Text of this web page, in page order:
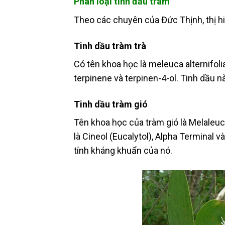
Theo các chuyên của Đức Thịnh, thị
Tinh dầu tràm trà
Có tên khoa học là meleuca
terpinene và terpinen-4-ol. Tinh dầu
Tinh dầu tràm gió
Tên khoa học của tràm gió là
là Cineol (Eucalytol), Alpha Terminal
tính kháng khuẩn của nó.